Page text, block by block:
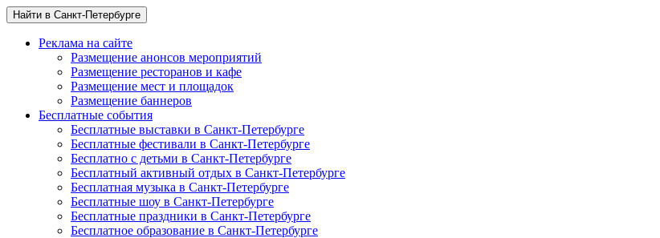
Найти в Санкт-Петербурге
Реклама на сайте
Размещение анонсов мероприятий
Размещение ресторанов и кафе
Размещение мест и площадок
Размещение баннеров
Бесплатные события
Бесплатные выставки в Санкт-Петербурге
Бесплатные фестивали в Санкт-Петербурге
Бесплатно с детьми в Санкт-Петербурге
Бесплатный активный отдых в Санкт-Петербурге
Бесплатная музыка в Санкт-Петербурге
Бесплатные шоу в Санкт-Петербурге
Бесплатные праздники в Санкт-Петербурге
Бесплатное образование в Санкт-Петербурге